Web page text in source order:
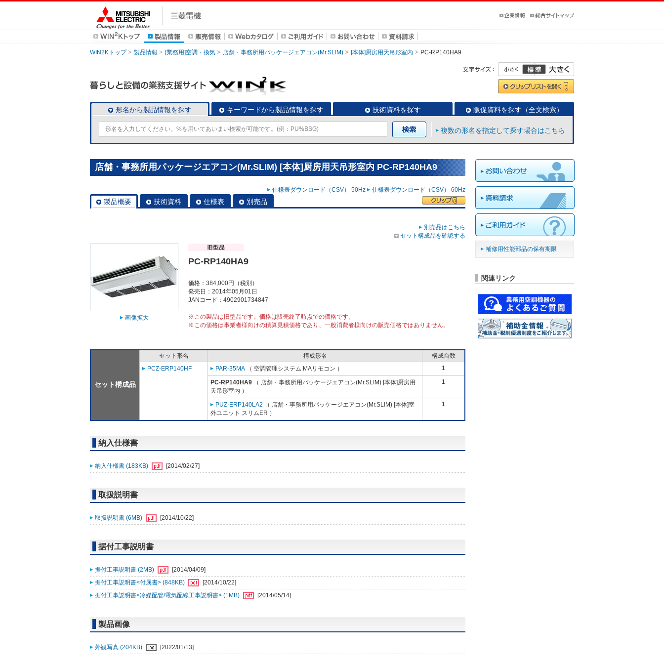
WIN2Kトップ 製品情報 [業務用]空調・換気 店舗・事務所用パッケージエアコン(Mr.SLIM) [本体]厨房用天吊形室内 PC-RP140HA9
形名から製品情報を探す キーワードから製品情報を探す 技術資料を探す 販促資料を探す（全文検索）
複数の形名を指定して探す場合はこちら
店舗・事務所用パッケージエアコン(Mr.SLIM) [本体]厨房用天吊形室内 PC-RP140HA9
仕様表ダウンロード（CSV） 50Hz 仕様表ダウンロード（CSV） 60Hz
製品概要 技術資料 仕様表 別売品
別売品はこちら
セット構成品を確認する
画像拡大
PC-RP140HA9
価格：384,000円（税別）
発売日：2014年05月01日
JANコード：4902901734847
※この製品は旧型品です。価格は販売終了時点での価格です。
※この価格は事業者様向けの積算見積価格であり、一般消費者様向けの販売価格ではありません。
セット構成品
セット形名 構成形名
構成台数
PCZ-ERP140HF
PAR-35MA （ 空調管理システム MAリモコン ） 1
PC-RP140HA9 （ 店舗・事務所用パッケージエアコン(Mr.SLIM) [本体]厨房用
天吊形室内 ）
1
PUZ-ERP140LA2 （ 店舗・事務所用パッケージエアコン(Mr.SLIM) [本体]室
外ユニット スリムER ）
1
納入仕様書
納入仕様書 (183KB) [2014/02/27]
取扱説明書
取扱説明書 (6MB) [2014/10/22]
据付工事説明書
据付工事説明書 (2MB)
[2014/04/09]
据付工事説明書<付属書> (848KB)
[2014/10/22]
据付工事説明書<冷媒配管/電気配線工事説明書> (1MB)
[2014/05/14]
製品画像
外観写真 (204KB) [2022/01/13]
補修用性能部品の保有期限
関連リンク